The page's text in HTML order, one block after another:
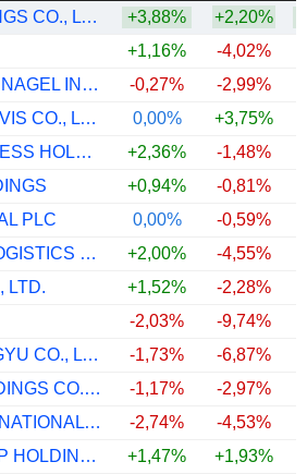
SEINO HOLDINGS CO., LTD.
+3,88% +2,20%
+1,16% -4,02%
KUEHNE UND NAGEL INTERNATIONAL AG
-0,27% -2,99%
HYUNDAI GLOVIS CO., LTD.
0,00% +3,75%
NIPPON EXPRESS HOLDINGS, INC.
+2,36% -1,48%
+0,94% -0,81%
PLC
0,00% -0,59%
MITSUBISHI LOGISTICS CORPORATION
+2,00% -4,55%
LTD.
+1,52% -2,28%
-2,03% -9,74%
XIAMEN XIANGYU CO., LTD.
-1,73% -6,87%
ANTONG HOLDINGS CO., LTD.
-1,17% -2,97%
JIAYOU INTERNATIONAL LOGISTICS CO.,LTD
-2,74% -4,53%
SENKO GROUP HOLDINGS CO., LTD.
+1,47% +1,93%